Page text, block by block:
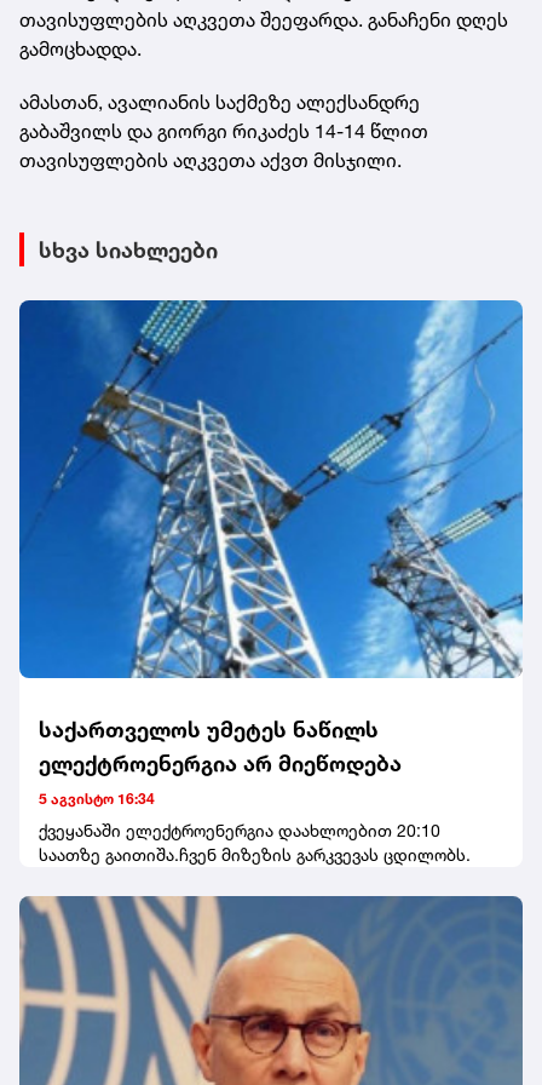
თავისუფლების აღკვეთა შეეფარდა. განაჩენი დღეს
გამოცხადდა.
ამასთან, ავალიანის საქმეზე ალექსანდრე
გაბაშვილს და გიორგი რიკაძეს 14-14 წლით
თავისუფლების აღკვეთა აქვთ მისჯილი.
სხვა სიახლეები
საქართველოს უმეტეს ნაწილს
ელექტროენერგია არ მიეწოდება
5 აგვისტო 16:34
ქვეყანაში ელექტროენერგია დაახლოებით 20:10
საათზე გაითიშა.ჩვენ მიზეზის გარკვევას ცდილობს.